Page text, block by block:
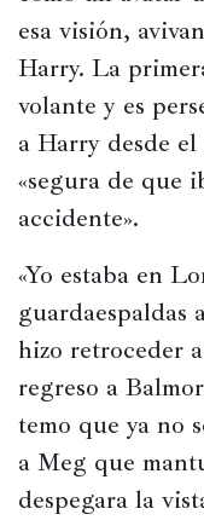
esa visión,
Harry. La
volante y es
a Harry desde
«segura de que
accidente».
«Yo estaba en
guardaespaldas
hizo retroceder
regreso a
temo que ya no
a Meg que
despegara la